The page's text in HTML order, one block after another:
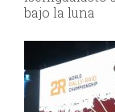
bajo la luna